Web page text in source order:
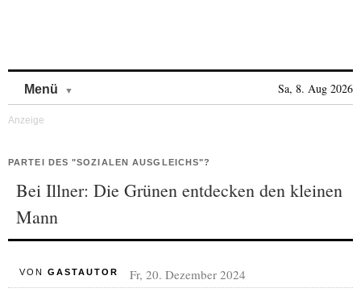
Menü Sa, 8. Aug 2026
PARTEI DES "SOZIALEN AUSGLEICHS"?
Bei Illner: Die Grünen entdecken den kleinen
Mann
VON GASTAUTOR Fr, 20. Dezember 2024